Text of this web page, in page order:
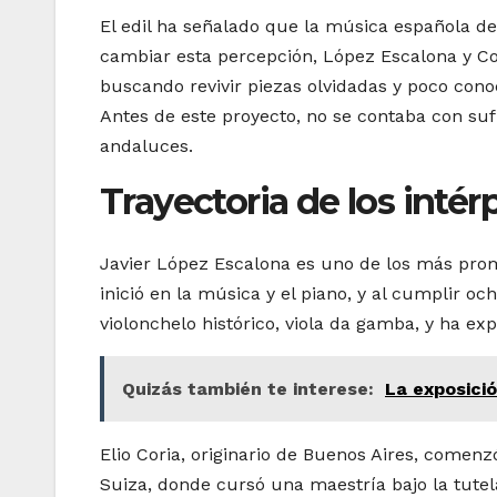
El edil ha señalado que la música española
cambiar esta percepción, López Escalona y
buscando revivir piezas olvidadas y poco
Antes de este proyecto, no se contaba con
andaluces.
Trayectoria de los
Javier López Escalona es uno de los más
inició en la música y el piano, y al cumplir
violonchelo histórico, viola da gamba, y ha
Quizás también te interese: La
Elio Coria, originario de Buenos Aires,
Suiza, donde cursó una maestría bajo la